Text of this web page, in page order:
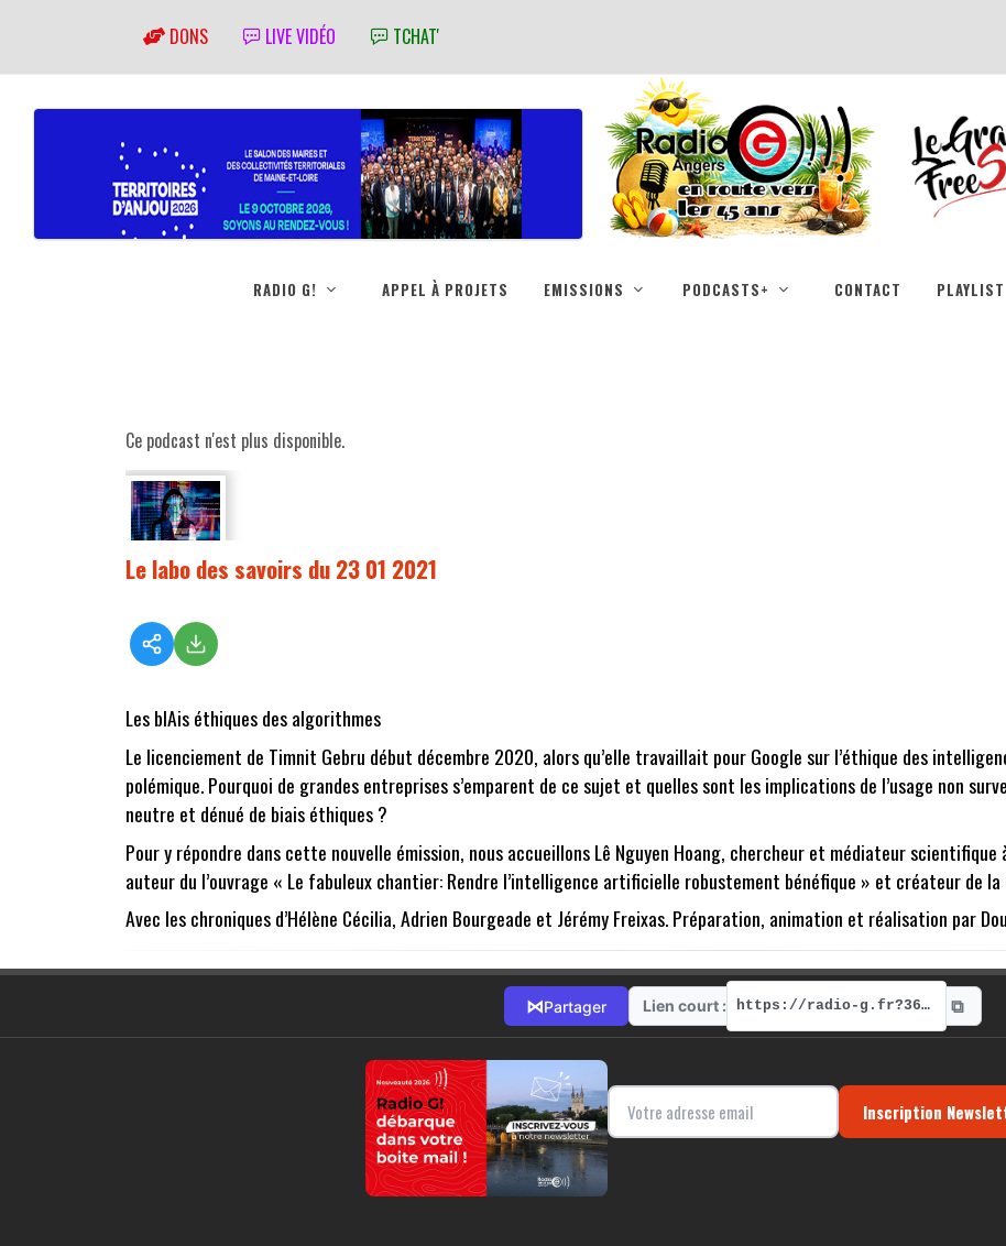
DONS LIVE VIDÉO TCHAT'
RADIO G! APPEL À PROJETS EMISSIONS PODCASTS+ CONTACT PLAYLIST
Ce podcast n'est plus disponible.
Le labo des savoirs du 23 01 2021
Les bIAis éthiques des algorithmes
Le licenciement de Timnit Gebru début décembre 2020, alors qu’elle travaillait pour Google sur l’éthique des
polémique. Pourquoi de grandes entreprises s’emparent de ce sujet et quelles sont les implications de l’usage non
neutre et dénué de biais éthiques ?
Pour y répondre dans cette nouvelle émission, nous accueillons Lê Nguyen Hoang, chercheur et médiateur scientifique
auteur du l’ouvrage « Le fabuleux chantier: Rendre l’intelligence artificielle robustement bénéfique » et créateur de
Avec les chroniques d’Hélène Cécilia, Adrien Bourgeade et Jérémy Freixas. Préparation, animation et réalisation par
⋈Partager Lien court : https://radio-g.fr?3682 ⧉
Inscription